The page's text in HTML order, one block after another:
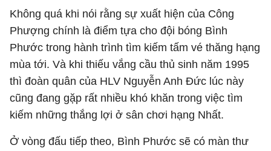
Không quá khi nói rằng sự xuất hiện của Công
Phượng chính là điểm tựa cho đội bóng Bình
Phước trong hành trình tìm kiếm tấm vé thăng hạng
mùa tới. Và khi thiếu vắng cầu thủ sinh năm 1995
thì đoàn quân của HLV Nguyễn Anh Đức lúc này
cũng đang gặp rất nhiều khó khăn trong việc tìm
kiếm những thắng lợi ở sân chơi hạng Nhất.
Ở vòng đấu tiếp theo, Bình Phước sẽ có màn thư